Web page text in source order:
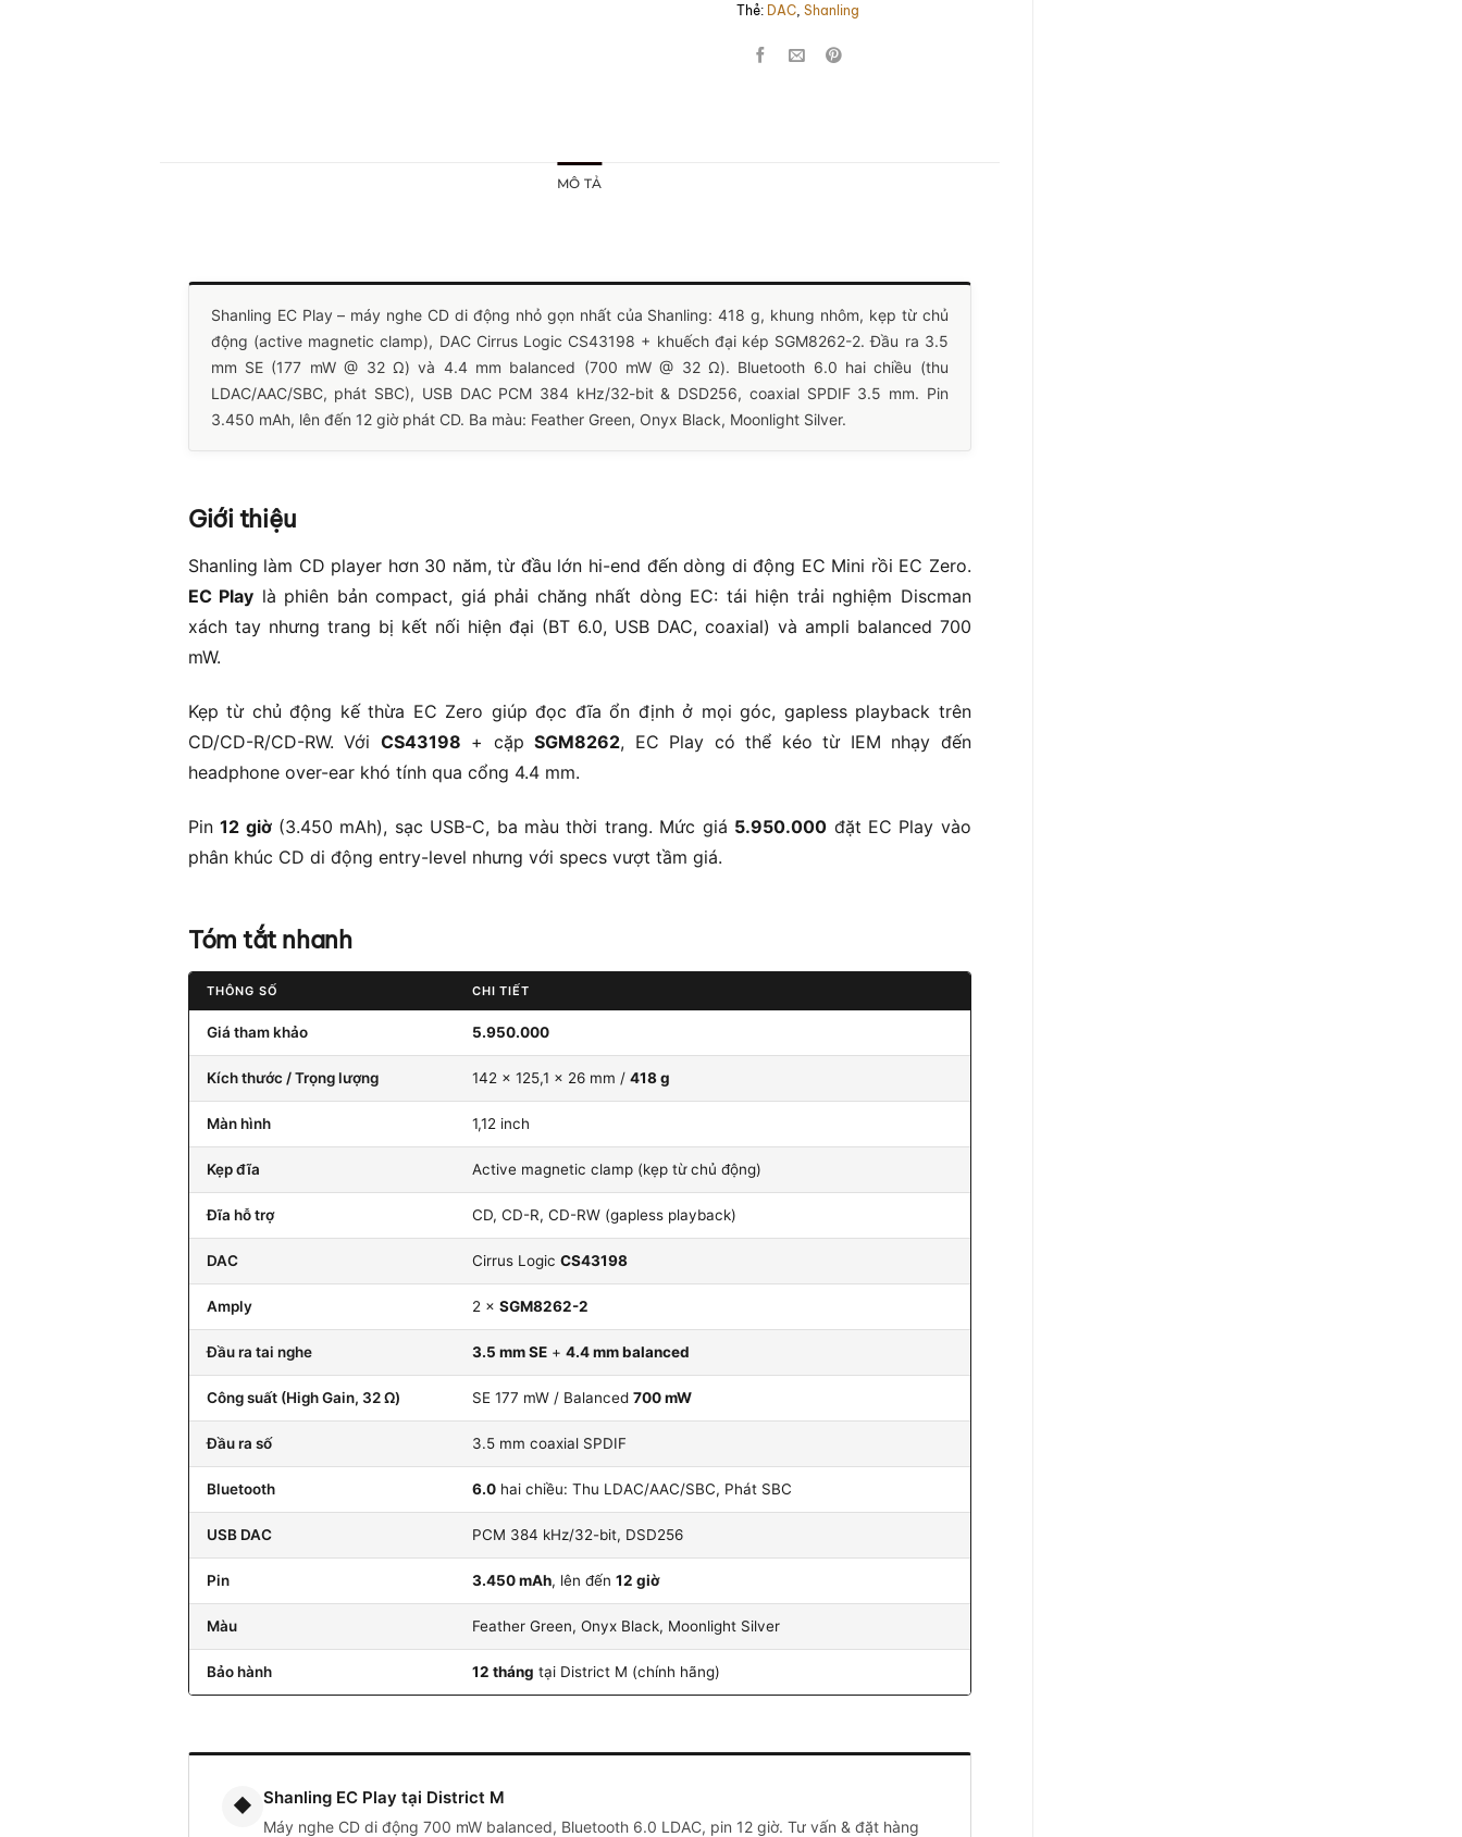
Thẻ: DAC, Shanling
MÔ TẢ
Shanling EC Play – máy nghe CD di động nhỏ gọn nhất của Shanling: 418 g, khung nhôm, kẹp từ chủ
động (active magnetic clamp), DAC Cirrus Logic CS43198 + khuếch đại kép SGM8262-2. Đầu ra 3.5
mm SE (177 mW @ 32 Ω) và 4.4 mm balanced (700 mW @ 32 Ω). Bluetooth 6.0 hai chiều (thu
LDAC/AAC/SBC, phát SBC), USB DAC PCM 384 kHz/32-bit & DSD256, coaxial SPDIF 3.5 mm. Pin
3.450 mAh, lên đến 12 giờ phát CD. Ba màu: Feather Green, Onyx Black, Moonlight Silver.
Giới thiệu
Shanling làm CD player hơn 30 năm, từ đầu lớn hi-end đến dòng di động EC Mini rồi EC Zero.
EC Play là phiên bản compact, giá phải chăng nhất dòng EC: tái hiện trải nghiệm Discman
xách tay nhưng trang bị kết nối hiện đại (BT 6.0, USB DAC, coaxial) và ampli balanced 700
mW.
Kẹp từ chủ động kế thừa EC Zero giúp đọc đĩa ổn định ở mọi góc, gapless playback trên
CD/CD-R/CD-RW. Với CS43198 + cặpSGM8262, EC Play có thể kéo từ IEM nhạy đến
headphone over-ear khó tính qua cổng 4.4 mm.
Pin12 giờ(3.450 mAh), sạc USB-C, ba màu thời trang. Mức giá 5.950.000 đặt EC Play vào
phân khúc CD di động entry-level nhưng với specs vượt tầm giá.
Tóm tắt nhanh
THÔNG SỐ CHI TIẾT
Giá tham khảo 5.950.000
Kích thước / Trọng lượng 142 × 125,1 × 26 mm / 418 g
Màn hình 1,12 inch
Kẹp đĩa Active magnetic clamp (kẹp từ chủ động)
Đĩa hỗ trợ CD, CD-R, CD-RW (gapless playback)
DAC Cirrus Logic CS43198
Amply 2 × SGM8262-2
Đầu ra tai nghe 3.5 mm SE+ 4.4 mm balanced
Công suất (High Gain, 32 Ω) SE 177 mW / Balanced 700 mW
Đầu ra số 3.5 mm coaxial SPDIF
Bluetooth 6.0hai chiều: Thu LDAC/AAC/SBC, Phát SBC
USB DAC PCM 384 kHz/32-bit, DSD256
Pin 3.450 mAh, lên đến 12 giờ
Màu Feather Green, Onyx Black, Moonlight Silver
Bảo hành 12 tháng tại District M (chính hãng)
◆ Shanling EC Play tại District M
Máy nghe CD di động 700 mW balanced, Bluetooth 6.0 LDAC, pin 12 giờ. Tư vấn & đặt hàng